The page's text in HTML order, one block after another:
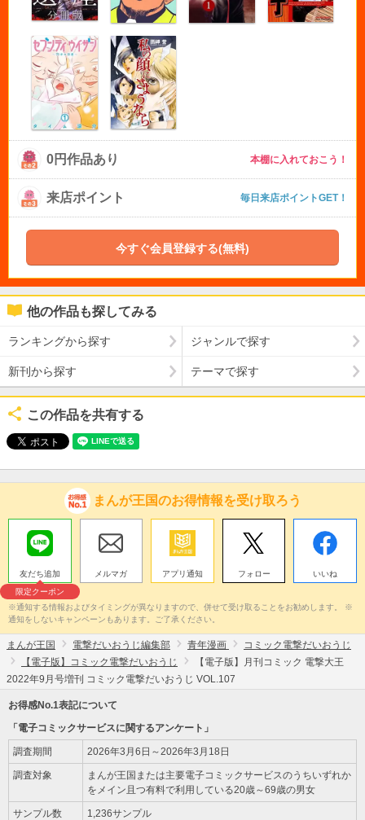
0円作品あり 本棚に入れておこう！
来店ポイント 毎日来店ポイントGET！
今すぐ会員登録する(無料)
他の作品も探してみる
ランキングから探す ジャンルで探す
新刊から探す テーマで探す
この作品を共有する
まんが王国のお得情報を受け取ろう
友だち追加
限定クーポン
メルマガ アプリ通知 フォロー いいね
※通知する情報およびタイミングが異なりますので、併せて受け取ることをお勧めします。 ※
通知をしないキャンペーンもあります。ご了承ください。
まんが王国 電撃だいおうじ編集部 青年漫画
コミック電撃だいおうじ
【電子版】コミック電撃だいおうじ
【電子版】月刊コミック 電撃大王
2022年9月号増刊 コミック電撃だいおうじ VOL.107
お得感No.1表記について
「電子コミックサービスに関するアンケート」
調査期間 2026年3月6日～2026年3月18日
調査対象
まんが王国または主要電子コミックサービスのうちいずれか
をメイン且つ有料で利用している20歳～69歳の男女
サンプル数 1,236サンプル